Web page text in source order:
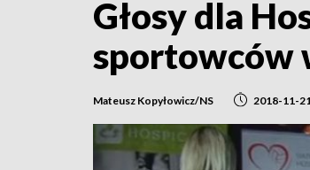
Głosy dla
sportowców
Mateusz Kopyłowicz/NS 2018-11-21